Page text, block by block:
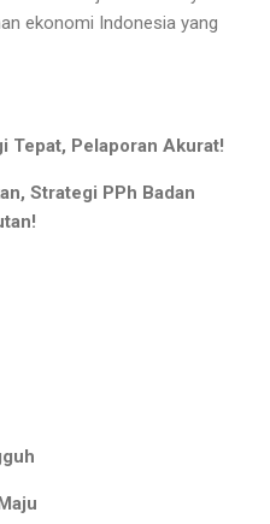
ekonomi Indonesia yang
Tepat, Pelaporan Akurat!
Strategi PPh Badan